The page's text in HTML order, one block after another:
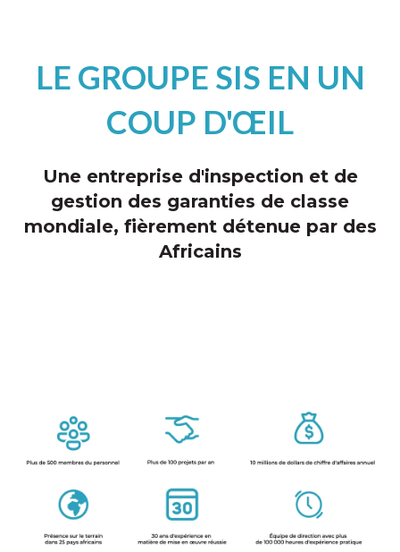
LE GROUPE SIS EN UN
COUP D'ŒIL
Une entreprise d'inspection et de
gestion des garanties de classe
mondiale, fièrement détenue par des
Africains